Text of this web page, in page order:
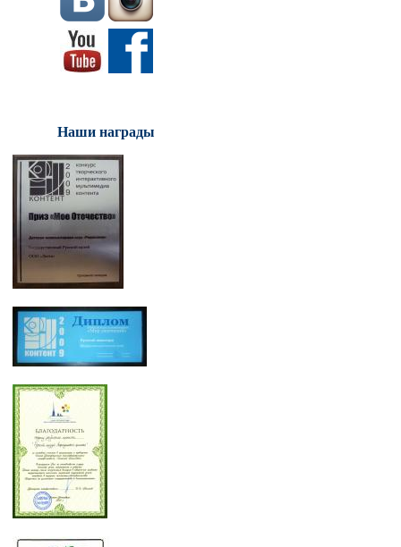
Наши награды